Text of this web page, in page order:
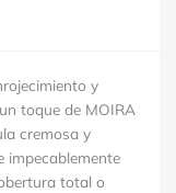
y
toque de MOIRA
cremosa y
impecablemente
total o